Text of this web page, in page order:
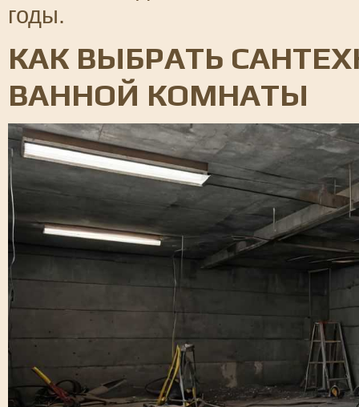
годы.
КАК ВЫБРАТЬ
ВАННОЙ КОМНАТЫ